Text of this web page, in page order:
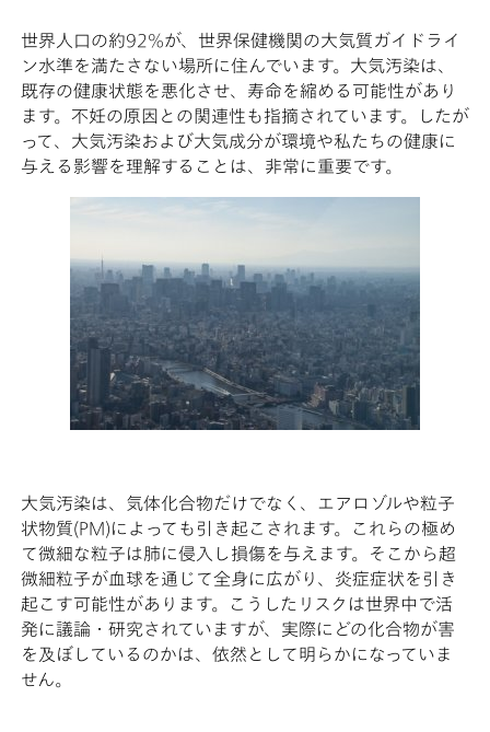
世界人口の約92%が、世界保健機関の大気質ガイドライ
ン水準を満たさない場所に住んでいます。大気汚染は、
既存の健康状態を悪化させ、寿命を縮める可能性があり
ます。不妊の原因との関連性も指摘されています。したが
って、大気汚染および大気成分が環境や私たちの健康に
与える影響を理解することは、非常に重要です。
大気汚染は、気体化合物だけでなく、エアロゾルや粒子
状物質(PM)によっても引き起こされます。これらの極め
て微細な粒子は肺に侵入し損傷を与えます。そこから超
微細粒子が血球を通じて全身に広がり、炎症症状を引き
起こす可能性があります。こうしたリスクは世界中で活
発に議論・研究されていますが、実際にどの化合物が害
を及ぼしているのかは、依然として明らかになっていま
せん。